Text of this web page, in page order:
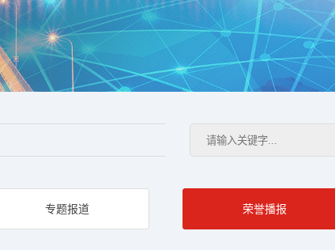
专题报道 荣誉播报